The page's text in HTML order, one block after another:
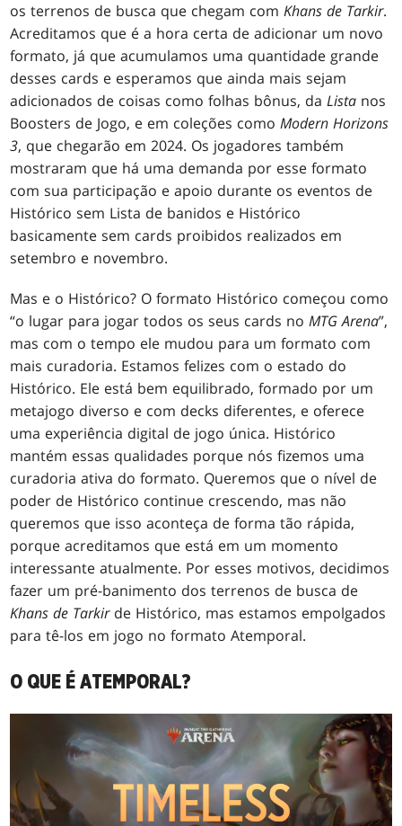
os terrenos de busca que chegam comKhans de Tarkir.
Acreditamos que é a hora certa de adicionar um novo
formato, já que acumulamos uma quantidade grande
desses cards e esperamos que ainda mais sejam
adicionados de coisas como folhas bônus, daLista nos
Boosters de Jogo, e em coleções comoModern Horizons
3, que chegarão em 2024. Os jogadores também
mostraram que há uma demanda por esse formato
com sua participação e apoio durante os eventos de
Histórico sem Lista de banidos e Histórico
basicamente sem cards proibidos realizados em
setembro e novembro.
Mas e o Histórico? O formato Histórico começou como
“o lugar para jogar todos os seus cards noMTG Arena”,
mas com o tempo ele mudou para um formato com
mais curadoria. Estamos felizes com o estado do
Histórico. Ele está bem equilibrado, formado por um
metajogo diverso e com decks diferentes, e oferece
uma experiência digital de jogo única. Histórico
mantém essas qualidades porque nós fizemos uma
curadoria ativa do formato. Queremos que o nível de
poder de Histórico continue crescendo, mas não
queremos que isso aconteça de forma tão rápida,
porque acreditamos que está em um momento
interessante atualmente. Por esses motivos, decidimos
fazer um pré-banimento dos terrenos de busca de
Khans de Tarkirde Histórico, mas estamos empolgados
para tê-los em jogo no formato Atemporal.
O QUE É ATEMPORAL?